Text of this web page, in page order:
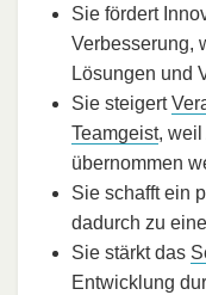
Sie fördert
Verbesserung,
Lösungen und
Sie steigert
Teamgeist, weil
übernommen
Sie schafft ein
dadurch zu
Sie stärkt das
Entwicklung